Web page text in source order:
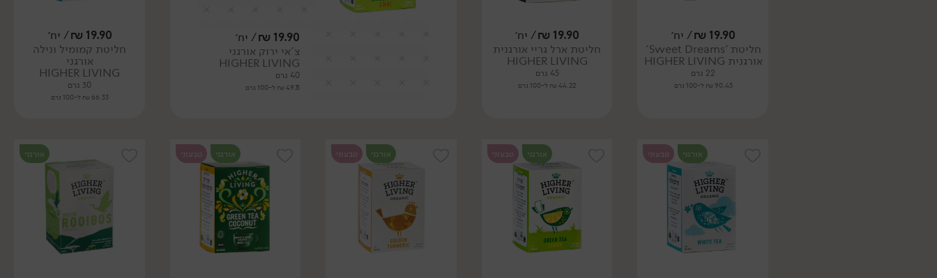
19.90
₪/ יח׳
חליטת 'Sweet Dreams'
אורגנית HIGHER LIVING
22 גרם
90.45 ₪ ל-100 גרם
19.90
₪/ יח׳
חליטת ארל גריי אורגנית
HIGHER LIVING
45 גרם
44.22 ₪ ל-100 גרם
19.90
₪/ יח׳
צ'אי ירוק אורגני
HIGHER LIVING
40 גרם
49.75 ₪ ל-100 גרם
19.90
₪/ יח׳
חליטת קמומיל ונילה
אורגני
HIGHER LIVING
30 גרם
66.33 ₪ ל-100 גרם
אורגני טבעוני אורגני טבעוני אורגני טבעוני אורגני טבעוני אורגני